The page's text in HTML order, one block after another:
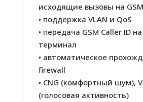
исходящие вызовы на GSM
• поддержка VLAN и QoS
• передача GSM Caller ID
терминал
• автоматическое
firewall
• CNG (комфортный шум),
(голосовая активность)